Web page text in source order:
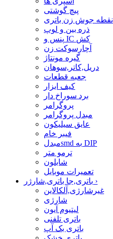
پیچ گوشتی
نقطه جوش زن باتری
ذره بین و لوپ
پنس و IC کش
آچارسوکت زن
گیره مونتاژ
دریل,کاتر,سوهان
جعبه قطعات
کیف ابزار
برد سوراخ دار
پروگرامر
مبدل پروگرامر
عایق سیلیکون
فیبر خام
مبدلsmd به DIP
ترمو متر
شابلون
تعمیرات موبایل
›
غیرشارژی,آلکالاین
شارژی
لیتیوم آیون
باتری تلفنی
باتری بک آپ